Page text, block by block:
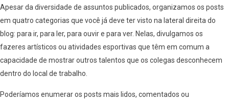
Apesar da diversidade de assuntos publicados, organizamos os posts
em quatro categorias que você já deve ter visto na lateral direita do
blog: para ir, para ler, para ouvir e para ver. Nelas, divulgamos os
fazeres artísticos ou atividades esportivas que têm em comum a
capacidade de mostrar outros talentos que os colegas desconhecem
dentro do local de trabalho.
Poderíamos enumerar os posts mais lidos, comentados ou